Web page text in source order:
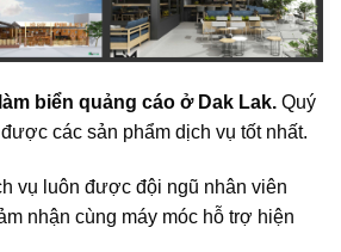
làm biển quảng cáo ở Dak Lak. Quý
các sản phẩm dịch vụ tốt nhất.
vụ luôn được đội ngũ nhân viên
nhận cùng máy móc hỗ trợ hiện